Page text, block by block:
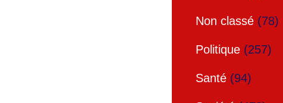
Non classé (78)
Politique (257)
Santé (94)